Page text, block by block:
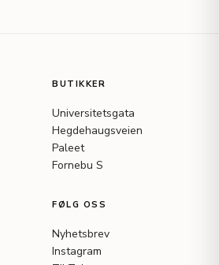
BUTIKKER
Universitetsgata
Hegdehaugsveien
Paleet
Fornebu S
FØLG OSS
Nyhetsbrev
Instagram